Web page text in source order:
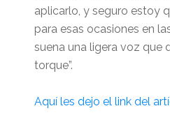
aplicarlo, y seguro estoy
para esas ocasiones en
suena una ligera voz que
torque”.
Aquí les dejo el link del